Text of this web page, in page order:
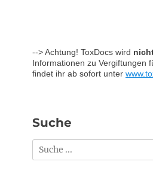
--> Achtung! ToxDocs wird
Informationen zu Vergiftungen
findet ihr ab sofort unter
Suche
Suchen
nach: